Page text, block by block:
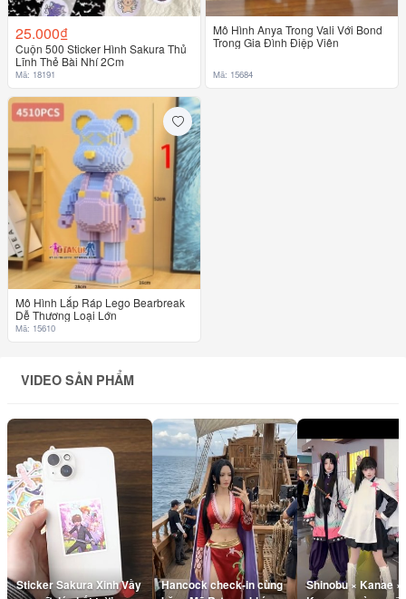
25.000₫
Cuộn 500 Sticker Hình Sakura Thủ
Lĩnh Thẻ Bài Nhí 2Cm
Mã: 18191
Mô Hình Anya Trong Vali Với Bond
Trong Gia Đình Điệp Viên
Mã: 15684
Mô Hình Lắp Ráp Lego Bearbreak
Dễ Thương Loại Lớn
Mã: 15610
VIDEO SẢN PHẨM
Sticker Sakura Xinh Vầy
Hancock check-in cùng
Shinobu × Kanae ×